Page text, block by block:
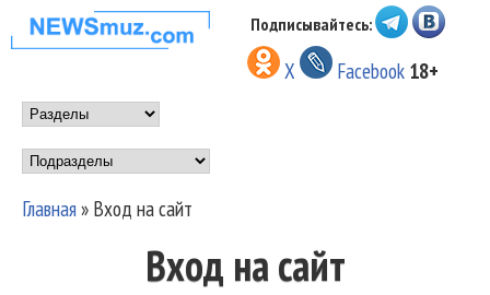
Перейти к основному
содержанию
НОВОСТИ
МУЗЫКИ И
ШОУ БИЗНЕСА
NEWSMUZ.COM
Подписывайтесь:
X Facebook 18+
Main menu
Подразделы
Вы здесь
Главная» Вход на сайт
Вход на сайт